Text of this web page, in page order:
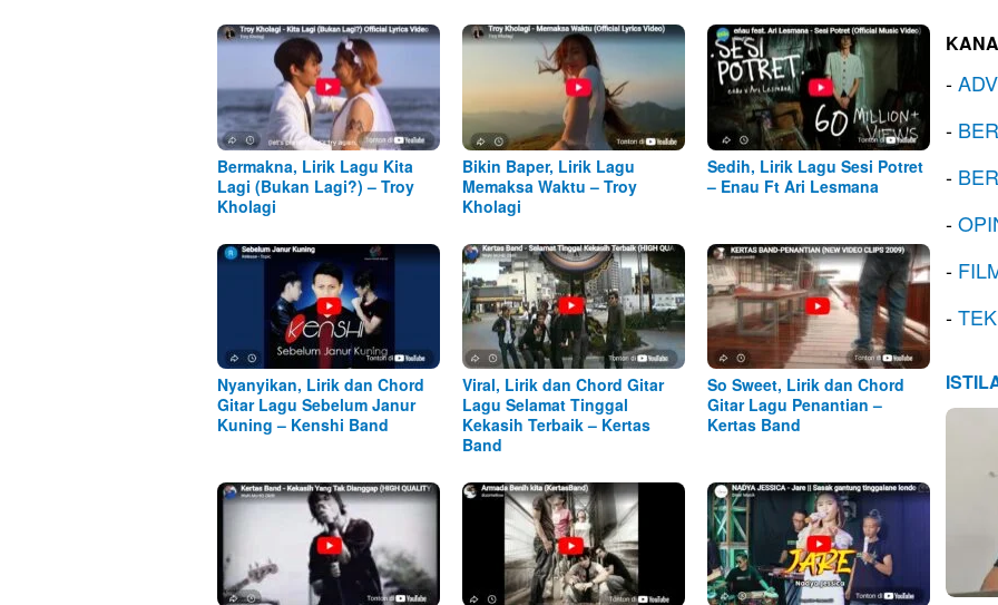
Bermakna, Lirik Lagu Kita
Lagi (Bukan Lagi?) – Troy
Kholagi
Bikin Baper, Lirik Lagu
Memaksa Waktu – Troy
Kholagi
Sedih, Lirik Lagu Sesi Potret
– Enau Ft Ari Lesmana
Nyanyikan, Lirik dan Chord
Gitar Lagu Sebelum Janur
Kuning – Kenshi Band
Viral, Lirik dan Chord Gitar
Lagu Selamat Tinggal
Kekasih Terbaik – Kertas
Band
So Sweet, Lirik dan Chord
Gitar Lagu Penantian –
Kertas Band
-
-
-
-
-
-